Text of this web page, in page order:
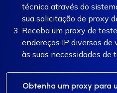
técnico através do
sua solicitação de proxy
Receba um proxy de
endereços IP diversos
às suas necessidades de
Obtenha um proxy para